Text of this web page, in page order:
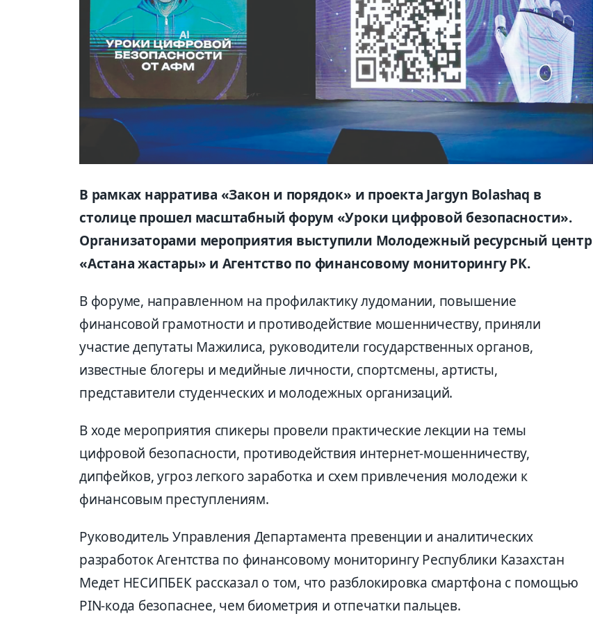
В рамках нарратива «Закон и порядок» и проекта Jargyn Bolashaq в
столице прошел масштабный форум «Уроки цифровой безопасности».
Организаторами мероприятия выступили Молодежный ресурсный центр
«Астана жастары» и Агентство по финансовому мониторингу РК.
В форуме, направленном на профилактику лудомании, повышение
финансовой грамотности и противодействие мошенничеству, приняли
участие депутаты Мажилиса, руководители государственных органов,
известные блогеры и медийные личности, спортсмены, артисты,
представители студенческих и молодежных организаций.
В ходе мероприятия спикеры провели практические лекции на темы
цифровой безопасности, противодействия интернет-мошенничеству,
дипфейков, угроз легкого заработка и схем привлечения молодежи к
финансовым преступлениям.
Руководитель Управления Департамента превенции и аналитических
разработок Агентства по финансовому мониторингу Республики Казахстан
Медет НЕСИПБЕК рассказал о том, что разблокировка смартфона с помощью
PIN-кода безопаснее, чем биометрия и отпечатки пальцев.